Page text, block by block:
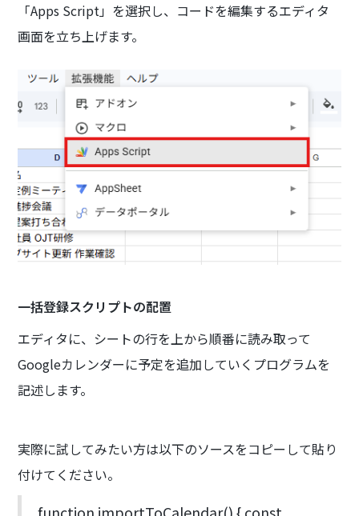
「Apps Script」を選択し、コードを編集するエディタ
画面を立ち上げます。
一括登録スクリプトの配置
エディタに、シートの行を上から順番に読み取って
Googleカレンダーに予定を追加していくプログラムを
記述します。
実際に試してみたい方は以下のソースをコピーして貼り
付けてください。